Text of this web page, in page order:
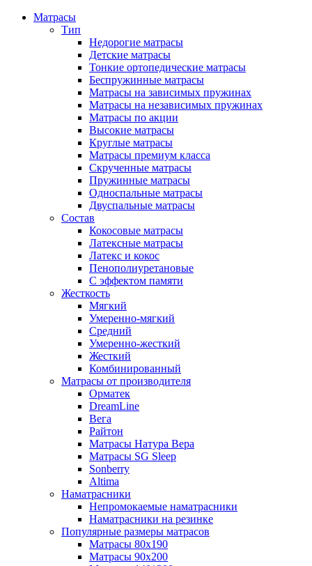
Матрасы
Тип
Недорогие матрасы
Детские матрасы
Тонкие ортопедические матрасы
Беспружинные матрасы
Матрасы на зависимых пружинах
Матрасы на независимых пружинах
Матрасы по акции
Высокие матрасы
Круглые матрасы
Матрасы премиум класса
Скрученные матрасы
Пружинные матрасы
Односпальные матрасы
Двуспальные матрасы
Состав
Кокосовые матрасы
Латексные матрасы
Латекс и кокос
Пенополиуретановые
С эффектом памяти
Жесткость
Мягкий
Умеренно-мягкий
Средний
Умеренно-жесткий
Жесткий
Комбинированный
Матрасы от производителя
Орматек
DreamLine
Вега
Райтон
Матрасы Натура Вера
Матрасы SG Sleep
Sonberry
Altima
Наматрасники
Непромокаемые наматрасники
Наматрасники на резинке
Популярные размеры матрасов
Матрасы 80x190
Матрасы 90x200